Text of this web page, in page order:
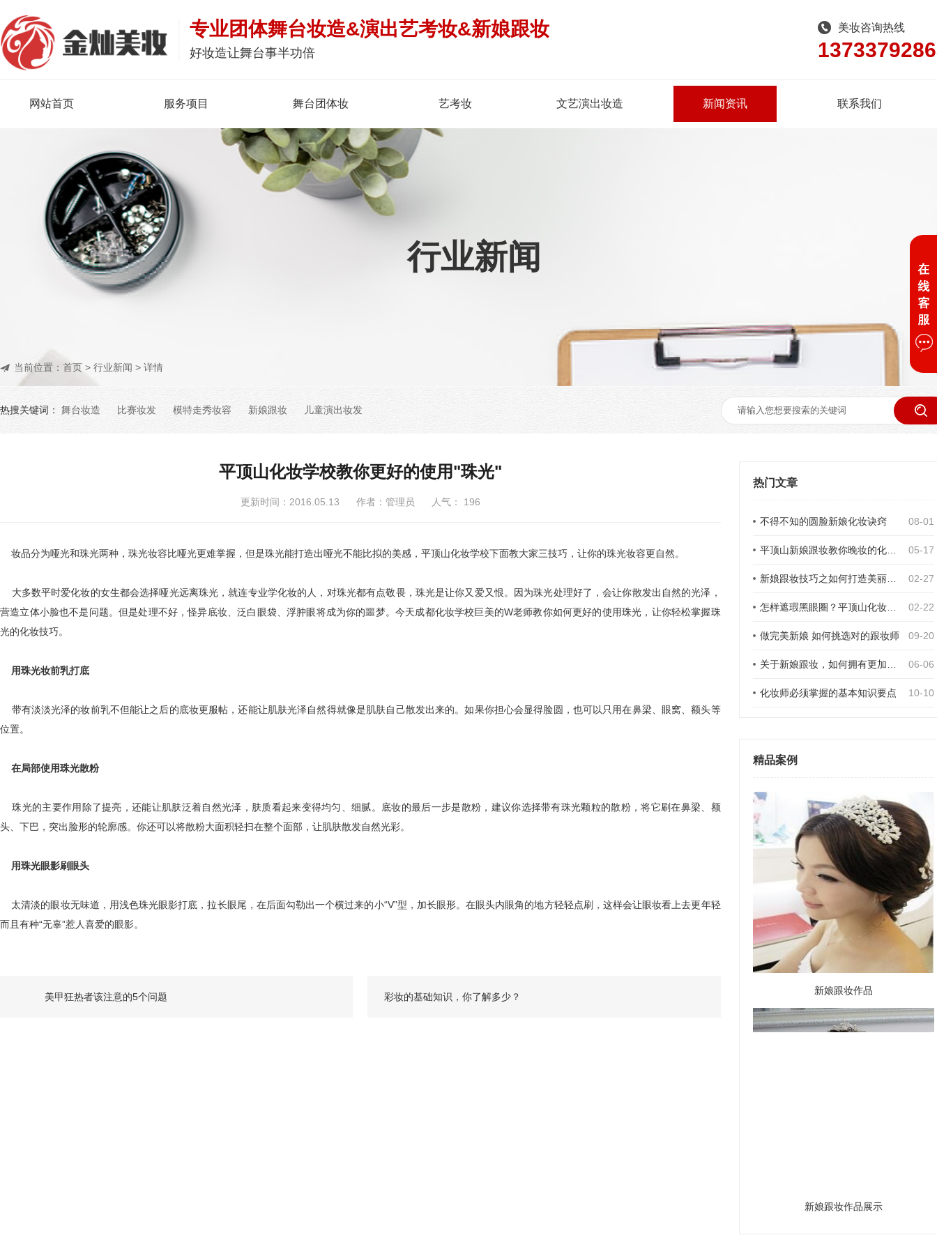
专业团体舞台妆造&演出艺考妆&新娘跟妆
好妆造让舞台事半功倍
美妆咨询热线
网站首页 服务项目 舞台团体妆 艺考妆 文艺演出妆造 新闻资讯 联系我们
行业新闻
当前位置： 首页 > 行业新闻 > 详情
热搜关键词： 舞台妆造 比赛妆发 模特走秀妆容 新娘跟妆 儿童演出妆发
平顶山化妆学校教你更好的使用"珠光"
更新时间：2016.05.13 作者：管理员 人气： 196
妆品分为哑光和珠光两种，珠光妆容比哑光更难掌握，但是珠光能打造出哑光不能比拟的美感，平顶山化妆学校下面教大家三技巧，让你的珠光妆容更自然。
大多数平时爱化妆的女生都会选择哑光远离珠光，就连专业学化妆的人，对珠光都有点敬畏，珠光是让你又爱又恨。因为珠光处理好了，会让你散发出自然的光泽，
营造立体小脸也不是问题。但是处理不好，怪异底妆、泛白眼袋、浮肿眼将成为你的噩梦。今天成都化妆学校巨美的W老师教你如何更好的使用珠光，让你轻松掌握珠
光的化妆技巧。
用珠光妆前乳打底
带有淡淡光泽的妆前乳不但能让之后的底妆更服帖，还能让肌肤光泽自然得就像是肌肤自己散发出来的。如果你担心会显得脸圆，也可以只用在鼻梁、眼窝、额头等
位置。
在局部使用珠光散粉
珠光的主要作用除了提亮，还能让肌肤泛着自然光泽，肤质看起来变得均匀、细腻。底妆的最后一步是散粉，建议你选择带有珠光颗粒的散粉，将它刷在鼻梁、额
头、下巴，突出脸形的轮廓感。你还可以将散粉大面积轻扫在整个面部，让肌肤散发自然光彩。
用珠光眼影刷眼头
太清淡的眼妆无味道，用浅色珠光眼影打底，拉长眼尾，在后面勾勒出一个横过来的小“V”型，加长眼形。在眼头内眼角的地方轻轻点刷，这样会让眼妆看上去更年轻
而且有种“无辜”惹人喜爱的眼影。
美甲狂热者该注意的5个问题 彩妆的基础知识，你了解多少？
热门文章
不得不知的圆脸新娘化妆诀窍 08-01
05-17
02-27
02-22
做完美新娘 如何挑选对的跟妆师 09-20
06-06
化妆师必须掌握的基本知识要点 10-10
精品案例
新娘跟妆作品
新娘跟妆作品展示